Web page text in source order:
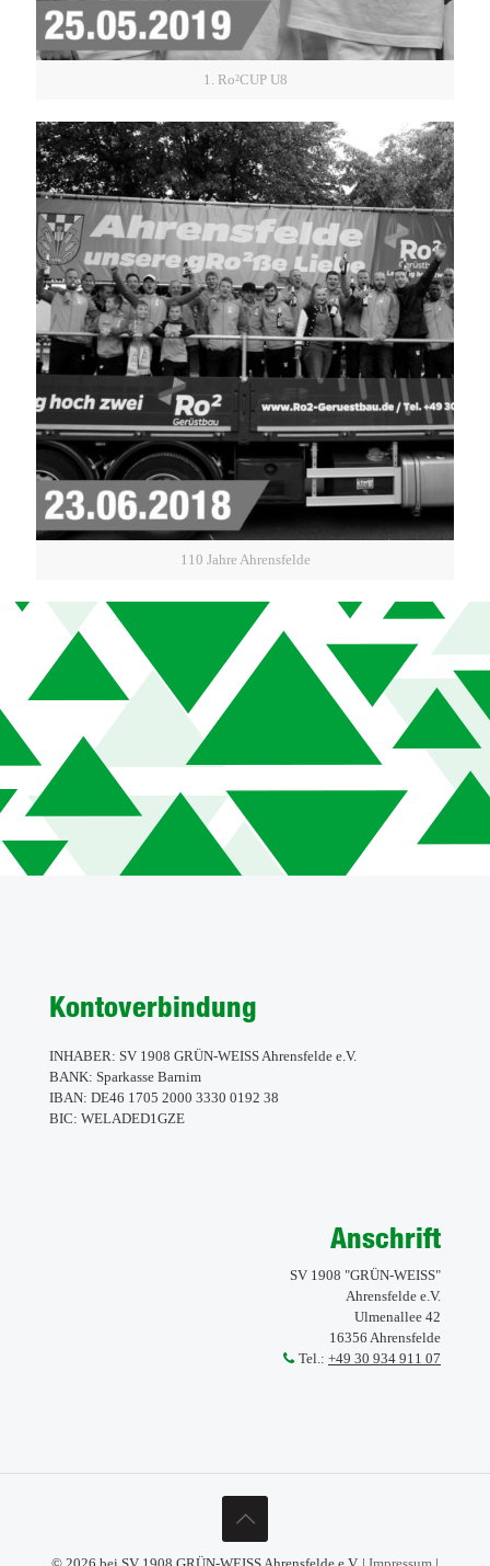
1. Ro²CUP U8
110 Jahre Ahrensfelde
Kontoverbindung
INHABER: SV 1908 GRÜN-WEISS Ahrensfelde e.V.
BANK: Sparkasse Barnim
IBAN: DE46 1705 2000 3330 0192 38
BIC: WELADED1GZE
Anschrift
SV 1908 "GRÜN-WEISS"
Ahrensfelde e.V.
Ulmenallee 42
16356 Ahrensfelde
Tel.: +49 30 934 911 07